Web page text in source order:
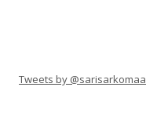
Tweets by @sarisarkomaa